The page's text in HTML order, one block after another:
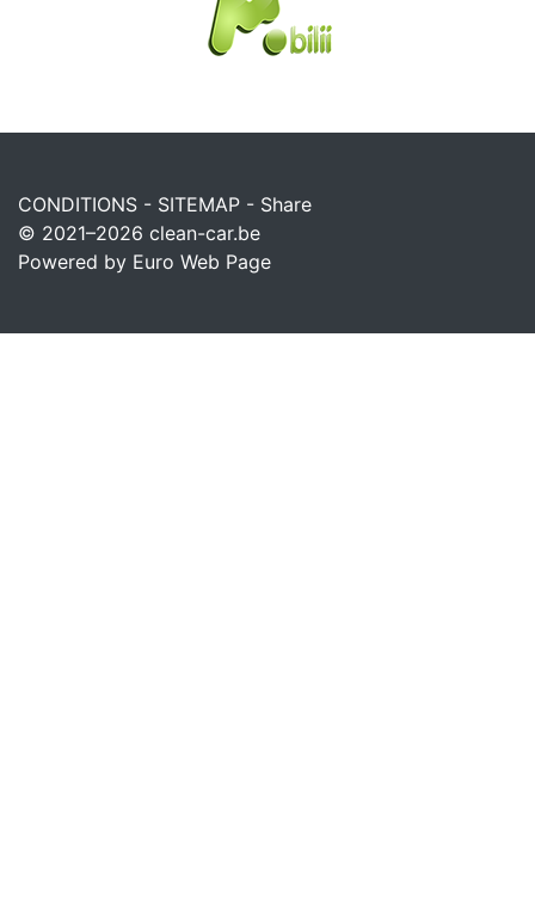
CONDITIONS - SITEMAP - Share
© 2021–2026 clean-car.be
Powered by Euro Web Page